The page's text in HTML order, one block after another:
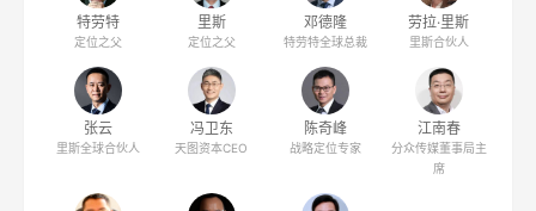
特劳特
定位之父
里斯
定位之父
邓德隆
特劳特全球总裁
劳拉·里斯
里斯合伙人
张云
里斯全球合伙人
冯卫东
天图资本CEO
陈奇峰
战略定位专家
江南春
分众传媒董事局主
席